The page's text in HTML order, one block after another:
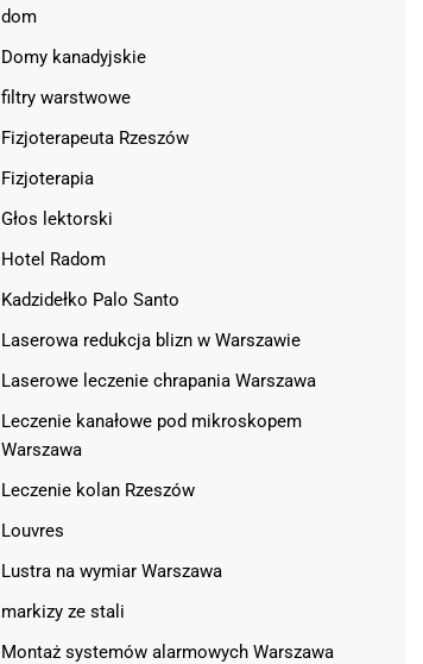
dom
Domy kanadyjskie
filtry warstwowe
Fizjoterapeuta Rzeszów
Fizjoterapia
Głos lektorski
Hotel Radom
Kadzidełko Palo Santo
Laserowa redukcja blizn w Warszawie
Laserowe leczenie chrapania Warszawa
Leczenie kanałowe pod mikroskopem
Warszawa
Leczenie kolan Rzeszów
Louvres
Lustra na wymiar Warszawa
markizy ze stali
Montaż systemów alarmowych Warszawa